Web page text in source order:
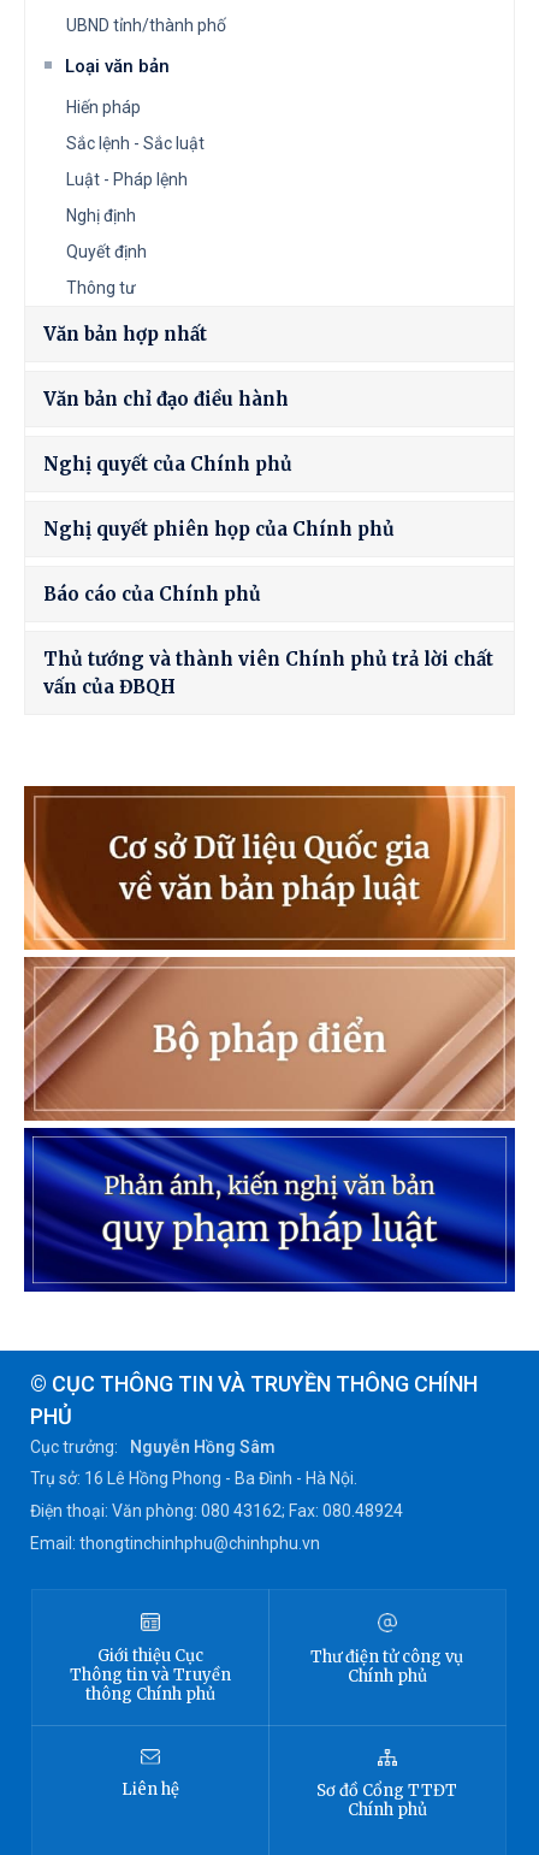
UBND tỉnh/thành phố
Loại văn bản
Hiến pháp
Sắc lệnh - Sắc luật
Luật - Pháp lệnh
Nghị định
Quyết định
Thông tư
Văn bản hợp nhất
Văn bản chỉ đạo điều hành
Nghị quyết của Chính phủ
Nghị quyết phiên họp của Chính phủ
Báo cáo của Chính phủ
Thủ tướng và thành viên Chính phủ trả lời chất
vấn của ĐBQH
© CỤC THÔNG TIN VÀ TRUYỀN THÔNG CHÍNH
PHỦ
Cục trưởng:
Nguyễn Hồng Sâm
Trụ sở: 16 Lê Hồng Phong - Ba Đình - Hà Nội.
Điện thoại: Văn phòng: 080 43162; Fax: 080.48924
Email: thongtinchinhphu@chinhphu.vn
Giới thiệu Cục
Thông tinvà Truyền
thông Chính phủ
Thư điện tử công vụ
Chính phủ
Liên hệ Sơ đồ Cổng TTĐT
Chính phủ